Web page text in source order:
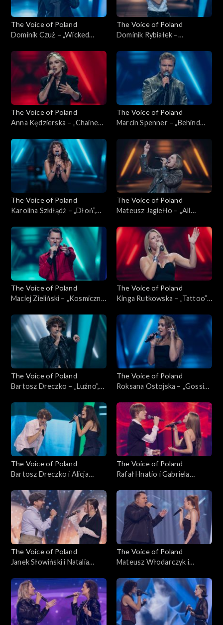
The Voice of Poland
Dominik Czuż – „Wicked
Nokaut, 1 listopada 2025
The Voice of Poland
Dominik Rybiałek –
Poland”, Nokaut, 1 listopada
2025
The Voice of Poland
Anna Kędzierska – „Chained
of Poland”, Nokaut, 1
listopada 2025
The Voice of Poland
Marcin Spenner – „Behind
Poland”, Nokaut, 1 listopada
2025
The Voice of Poland
Karolina Szkiłądź – „Dłoń”,
Nokaut, 1 listopada 2025
The Voice of Poland
Mateusz Jagiełło – „All
Poland”, Nokaut, 1 listopada
2025
The Voice of Poland
Maciej Zieliński – „Kosmiczne
Poland”, Nokaut, 1 listopada
2025
The Voice of Poland
Kinga Rutkowska – „Tattoo”,
Nokaut, 1 listopada 2025
The Voice of Poland
Bartosz Dreczko – „Luźno”,
Nokaut, 1 listopada 2025
The Voice of Poland
Roksana Ostojska – „Gossip”,
Nokaut, 1 listopada 2025
The Voice of Poland
Bartosz Dreczko i Alicja
nie mówię nie”, „The Voice of
Poland”, Bitwy, 25
października 2025
The Voice of Poland
Rafał Hnatio i Gabriela
Golarza”, „The Voice of
Poland”, Bitwy, 25
października 2025
The Voice of Poland
Janek Słowiński i Natalia
Seen the Rain”, „The Voice of
Poland”, Bitwy, 25
października 2025
The Voice of Poland
Mateusz Włodarczyk i
„The Voice of Poland”, Bitwy,
25 października 2025